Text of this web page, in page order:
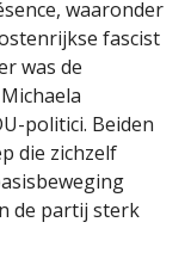
waaronder
fascist
was de
politici. Beiden
die zichzelf
de partij sterk